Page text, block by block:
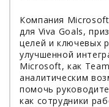
Компания
для Viva Goals,
целей и ключевых
улучшенной
Microsoft, как
аналитическим
помочь
как сотрудники